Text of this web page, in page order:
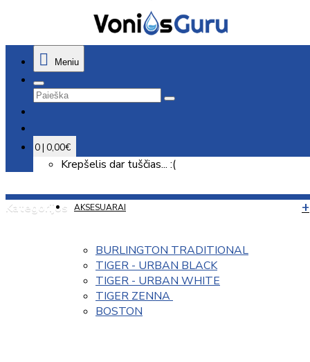
Meniu
0 | 0,00€
Krepšelis dar tuščias... :(
Kategorijos AKSESUARAI
BURLINGTON TRADITIONAL
TIGER - URBAN BLACK
TIGER - URBAN WHITE
TIGER ZENNA
BOSTON